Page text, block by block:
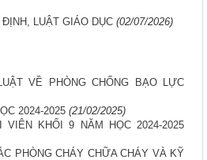
LUẬT GIÁO DỤC (02/07/2026)
VỀ PHÒNG CHỐNG BẠO LỰC
2024-2025 (21/02/2025)
VIÊN KHỐI 9 NĂM HỌC 2024-2025
PHÒNG CHÁY CHỮA CHÁY VÀ KỸ